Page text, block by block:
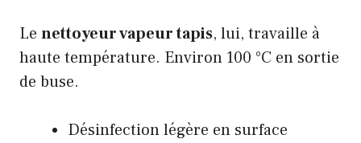
Le nettoyeur vapeur tapis, lui, travaille à
haute température. Environ 100 °C en sortie
de buse.
Désinfection légère en surface